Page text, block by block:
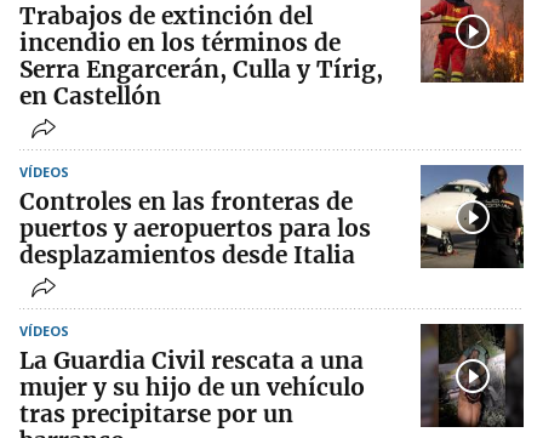
Trabajos de extinción del
incendio en los términos de
Serra Engarcerán, Culla y Tírig,
en Castellón
VÍDEOS
Controles en las fronteras de
puertos y aeropuertos para los
desplazamientos desde Italia
VÍDEOS
La Guardia Civil rescata a una
mujer y su hijo de un vehículo
tras precipitarse por un